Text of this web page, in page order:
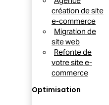
création de site
e-commerce
Migration de
site web
Refonte de
votre site e-
commerce
Optimisation